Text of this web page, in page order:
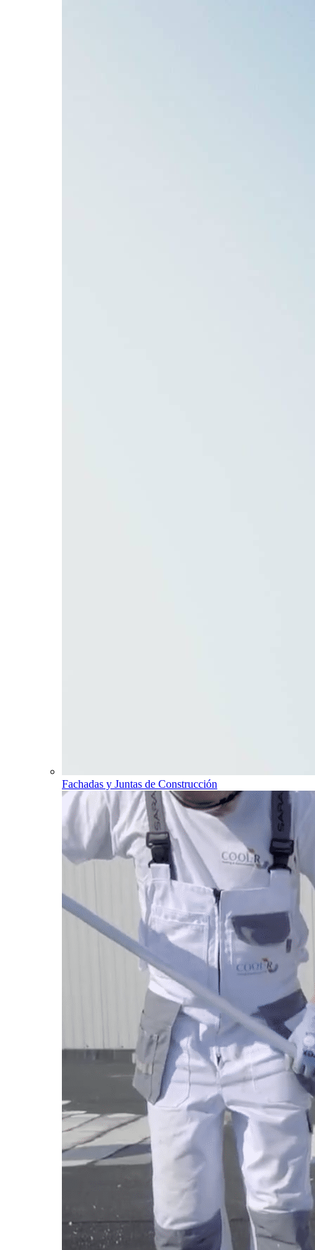
Fachadas y Juntas de Construcción